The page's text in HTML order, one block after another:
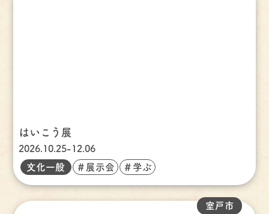
はいこう展
2026.10.25-12.06
文化一般 ＃展示会 ＃学ぶ
室戸市